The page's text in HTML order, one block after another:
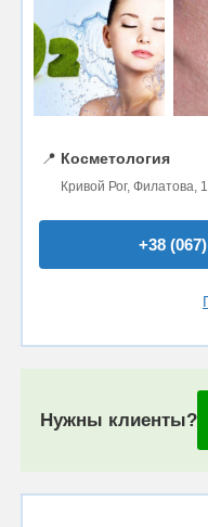
📍 Косметология
Кривой Рог, Филатова,
+38
Нужны клиенты?